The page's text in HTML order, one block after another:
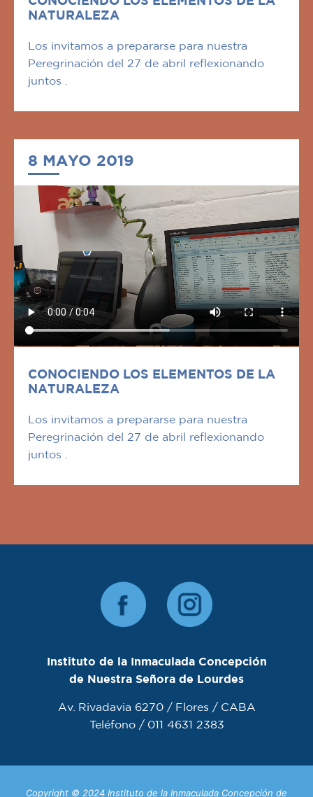
NATURALEZA
Los invitamos a prepararse para nuestra
Peregrinación del 27 de abril reflexionando
juntos .
8 MAYO 2019
CONOCIENDO LOS ELEMENTOS DE LA
NATURALEZA
Los invitamos a prepararse para nuestra
Peregrinación del 27 de abril reflexionando
juntos .
Instituto de la Inmaculada Concepción
de Nuestra Señora de Lourdes
Av. Rivadavia 6270 / Flores / CABA
Teléfono / 011 4631 2383
Copyright © 2024 Instituto de la Inmaculada Concepción de